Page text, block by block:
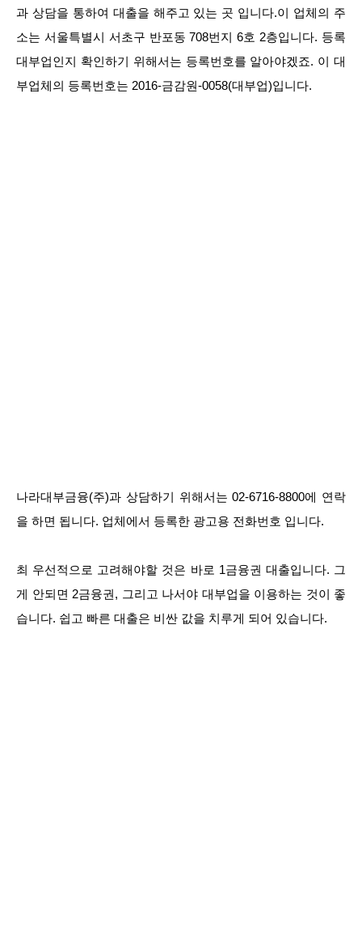
과 상담을 통하여 대출을 해주고 있는 곳 입니다.이 업체의 주
소는 서울특별시 서초구 반포동 708번지 6호 2층입니다. 등록
대부업인지 확인하기 위해서는 등록번호를 알아야겠죠. 이 대
부업체의 등록번호는 2016-금감원-0058(대부업)입니다.
나라대부금융(주)과 상담하기 위해서는 02-6716-8800에 연락
을 하면 됩니다. 업체에서 등록한 광고용 전화번호 입니다.
최 우선적으로 고려해야할 것은 바로 1금융권 대출입니다. 그
게 안되면 2금융권, 그리고 나서야 대부업을 이용하는 것이 좋
습니다. 쉽고 빠른 대출은 비싼 값을 치루게 되어 있습니다.